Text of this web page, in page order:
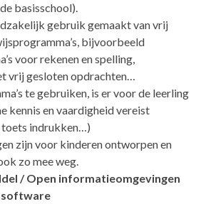
basisschool).
gebruik gemaakt van vrij
bijvoorbeeld
voor rekenen en spelling,
vrij gesloten opdrachten…
te gebruiken, is er voor de leerling
kennis en vaardigheid vereist
toets indrukken…)
zijn voor kinderen ontworpen en
zo mee weg.
/ Open informatieomgevingen